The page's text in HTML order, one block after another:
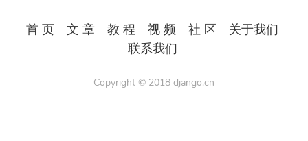
首 页 文 章 教 程 视 频 社 区
关于我们
联系我们
Copyright © 2018 django.cn